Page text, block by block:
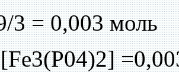
3 = 0,003 моль